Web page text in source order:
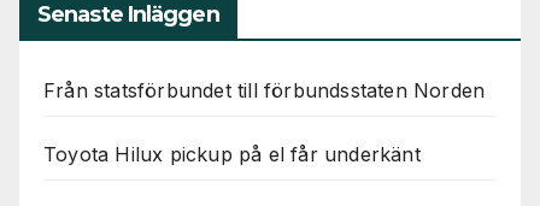
Senaste Inläggen
Från statsförbundet till förbundsstaten Norden
Toyota Hilux pickup på el får underkänt